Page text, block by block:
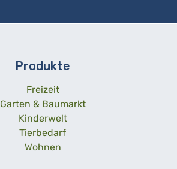
Produkte
Freizeit
Garten & Baumarkt
Kinderwelt
Tierbedarf
Wohnen